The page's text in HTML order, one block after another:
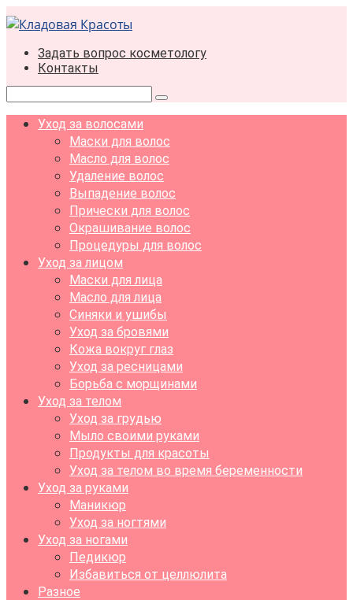
Перейти
к
контентуЗадать вопрос косметологу
Контакты
Поиск:
Уход за волосами
Маски для волос
Масло для волос
Удаление волос
Выпадение волос
Прически для волос
Окрашивание волос
Процедуры для волос
Уход за лицом
Маски для лица
Масло для лица
Синяки и ушибы
Уход за бровями
Кожа вокруг глаз
Уход за ресницами
Борьба с морщинами
Уход за телом
Уход за грудью
Мыло своими руками
Продукты для красоты
Уход за телом во время беременности
Уход за руками
Маникюр
Уход за ногтями
Уход за ногами
Педикюр
Избавиться от целлюлита
Разное